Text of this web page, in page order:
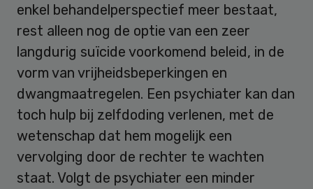
enkel behandelperspectief meer bestaat,
rest alleen nog de optie van een zeer
langdurig suïcide voorkomend beleid, in de
vorm van vrijheidsbeperkingen en
dwangmaatregelen. Een psychiater kan dan
toch hulp bij zelfdoding verlenen, met de
wetenschap dat hem mogelijk een
vervolging door de rechter te wachten
staat. Volgt de psychiater een minder